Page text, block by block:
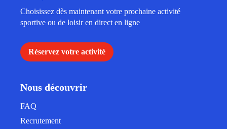
Choisissez dès maintenant votre prochaine activité
sportive ou de loisir en direct en ligne
Réservez votre activité
Nous découvrir
FAQ
Recrutement